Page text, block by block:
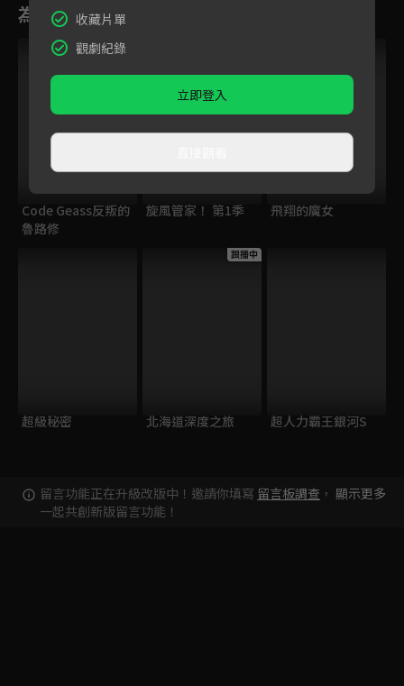
為您推薦
Code Geass反叛的
魯路修
旋風管家！ 第1季 飛翔的魔女
超級秘密
跟播中
北海道深度之旅 超人力霸王銀河S
留言功能正在升級改版中！邀請你填寫 留言板調查 ，
一起共創新版留言功能！
顯示更多
收藏片單
觀劇紀錄
立即登入